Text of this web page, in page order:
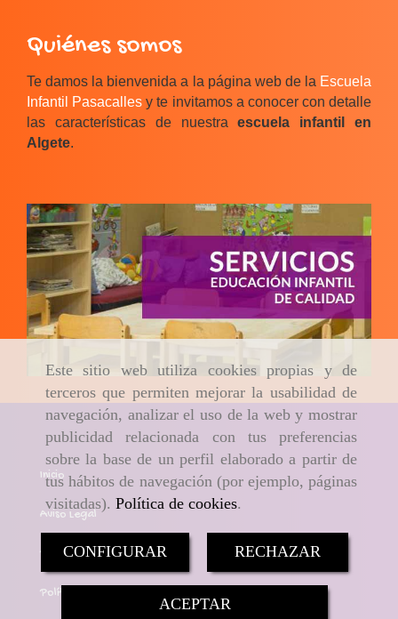
Este sitio web utiliza cookies propias y de
terceros que permiten mejorar la usabilidad de
navegación, analizar el uso de la web y mostrar
publicidad relacionada con tus preferencias
sobre la base de un perfil elaborado a partir de
tus hábitos de navegación (por ejemplo, páginas
visitadas). Política de cookies.
CONFIGURAR RECHAZAR
ACEPTAR
Quiénes somos
Te damos la bienvenida a la página web de la Escuela
Infantil Pasacalles y te invitamos a conocer con detalle
las características de nuestraescuela infantil en
Algete.
Inicio
Aviso Legal
Política de cookies
Política de Privacidad